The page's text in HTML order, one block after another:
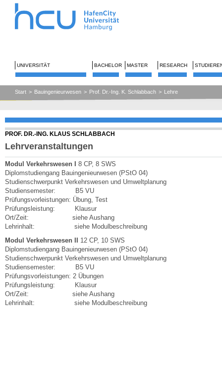
UNIVERSITÄT BACHELOR MASTER RESEARCH
Start > Bauingenieurwesen > Prof. Dr.-Ing. K. Schlabbach > Lehre
PROF. DR.-ING. KLAUS SCHLABBACH
Lehrveranstaltungen
Modul Verkehrswesen I
8 CP, 8 SWS
Diplomstudiengang Bauingenieurwesen (PStO 04)
Studienschwerpunkt Verkehrswesen und Umweltplanung
Studiensemester: B5 VU
Prüfungsvorleistungen: Übung, Test
Prüfungsleistung: Klausur
Ort/Zeit: siehe Aushang
Lehrinhalt: siehe Modulbeschreibung
Modul Verkehrswesen II 12 CP, 10 SWS
Diplomstudiengang Bauingenieurwesen (PStO 04)
Studienschwerpunkt Verkehrswesen und Umweltplanung
Studiensemester: B5 VU
Prüfungsvorleistungen: 2 Übungen
Prüfungsleistung: Klausur
Ort/Zeit: siehe Aushang
Lehrinhalt: siehe Modulbeschreibung